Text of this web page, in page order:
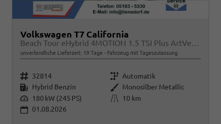
Volkswagen T7 California
Beach Tour eHybrid 4MOTION 1.5 TSI Plus ArtVelour
unverbindliche Lieferzeit: 19 Tage Fahrzeug mit Tageszulassung
Fahrzeugnr. 32814 Getriebe Automatik
Kraftstoff Hybrid Benzin Außenfarbe Monosilber Metallic
Leistung 180 kW (245 PS) Kilometerstand
10 km
01.08.2026